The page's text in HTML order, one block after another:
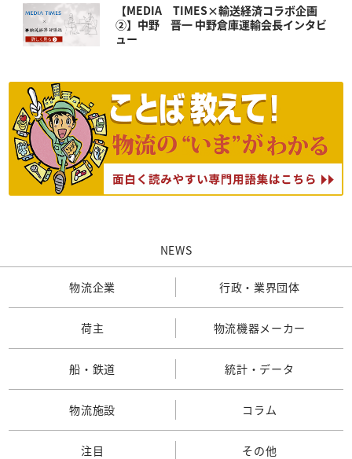
【MEDIA TIMES×輸送経済コラボ企画
②】中野 晋一 中野倉庫運輸会長インタビ
ュー
NEWS
物流企業 行政・業界団体
荷主 物流機器メーカー
船・鉄道 統計・データ
物流施設 コラム
注目 その他